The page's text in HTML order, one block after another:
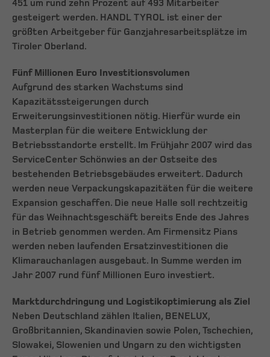
451 um rund zehn Prozent auf 493 Mitarbeiter
gesteigert werden. HANDL TYROL ist einer der
größten Arbeitgeber für Ganzjahresarbeitsplätze im
Tiroler Oberland.
Fünf Millionen Euro Investitionsvolumen
Aufgrund des starken Wachstums sind
Kapazitätssteigerungen durch
Erweiterungsinvestitionen nötig. Hierfür wurde ein
Masterplan für die weitere Entwicklung der
Betriebsstandorte erstellt. Im Frühjahr 2007 wird das
ServiceCenter Schönwies an der Ostseite des
bestehenden Betriebsgebäudes erweitert. Dadurch
werden neue Verpackungskapazitäten für die weitere
Expansion geschaffen. Die neue Halle soll rechtzeitig
für das Weihnachtsgeschäft bereits Ende des Jahres
in Betrieb genommen werden. Am Firmensitz Pians
werden neben laufenden Ersatzinvestitionen die
Klimarauchanlagen ausgebaut. In Summe werden im
Jahr 2007 rund fünf Millionen Euro investiert.
Marktdurchdringung und Logistikoptimierung als Ziel
Neben Deutschland zählen Italien, BENELUX,
Großbritannien, Skandinavien sowie Polen, Tschechien,
Slowakei, Slowenien und Ungarn zu den wichtigsten